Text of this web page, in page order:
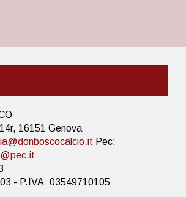
16151 Genova
Pec:
- P.IVA: 03549710105